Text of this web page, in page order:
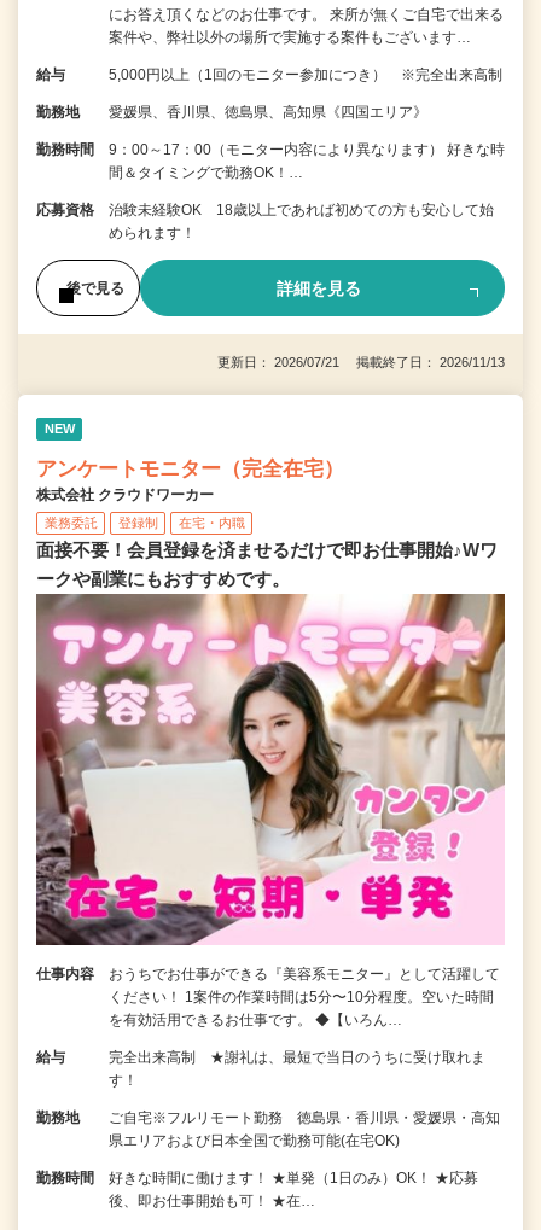
にお答え頂くなどのお仕事です。 来所が無くご自宅で出来る
案件や、弊社以外の場所で実施する案件もございます…
給与 5,000円以上（1回のモニター参加につき） ※完全出来高制
勤務地 愛媛県、香川県、徳島県、高知県《四国エリア》
勤務時間
9：00～17：00（モニター内容により異なります） 好きな時
間＆タイミングで勤務OK！…
応募資格
治験未経験OK 18歳以上であれば初めての方も安心して始
められます！
後で見る 詳細を見る
更新日： 2026/07/21 掲載終了日： 2026/11/13
NEW
アンケートモニター（完全在宅）
株式会社 クラウドワーカー
業務委託 登録制 在宅・内職
面接不要！会員登録を済ませるだけで即お仕事開始♪Wワ
ークや副業にもおすすめです。
仕事内容
おうちでお仕事ができる『美容系モニター』として活躍して
ください！ 1案件の作業時間は5分〜10分程度。空いた時間
を有効活用できるお仕事です。 ◆【いろん…
給与
完全出来高制 ★謝礼は、最短で当日のうちに受け取れま
す！
勤務地
ご自宅※フルリモート勤務 徳島県・香川県・愛媛県・高知
県エリアおよび日本全国で勤務可能(在宅OK)
勤務時間
好きな時間に働けます！ ★単発（1日のみ）OK！ ★応募
後、即お仕事開始も可！ ★在…